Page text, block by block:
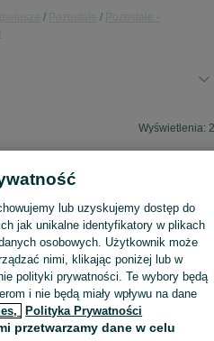
Wyświetlenia:
OLX, aby skontaktować się z
Kup
lub uzyskujemy dostęp do
jak unikalne identyfikatory w plikach
osobowych. Użytkownik może
nimi, klikając poniżej lub w
polityki prywatności. Te wybory będą
i nie będą miały wpływu na dane
Polityka Prywatności
przetwarzamy dane w celu